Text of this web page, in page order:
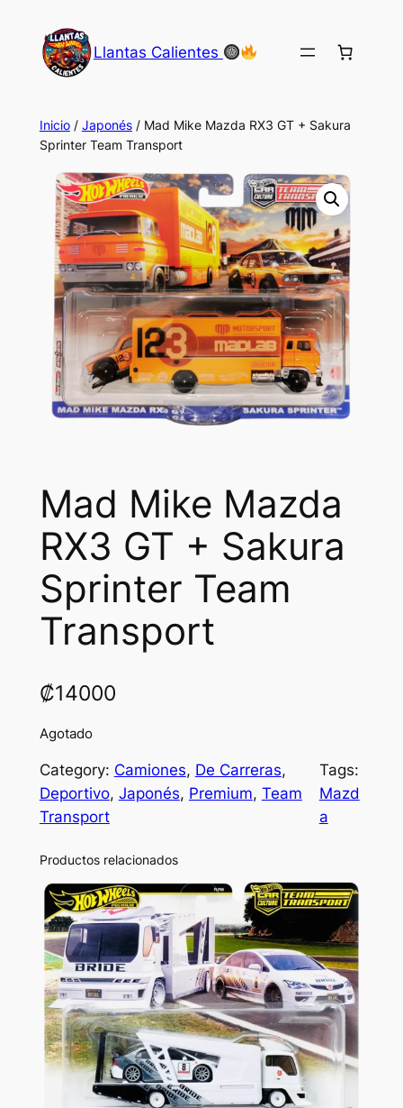
contenido
Llantas Calientes
Inicio/ Japonés/ Mad Mike Mazda RX3 GT + Sakura
Sprinter Team Transport
Mad Mike Mazda
RX3 GT + Sakura
Sprinter Team
Transport
₡14000
Agotado
Category: Camiones, De Carreras
Deportivo, Japonés, Premium, Team
Transport
Tags:
Mazd
a
Productos relacionados